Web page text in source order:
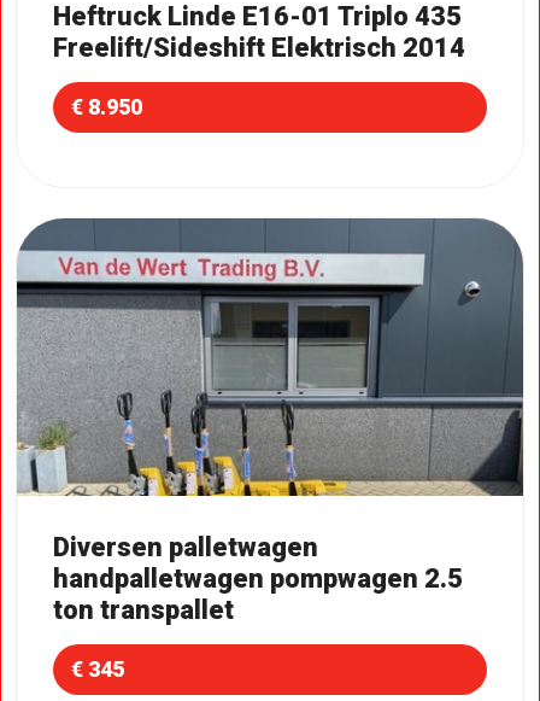
Heftruck Linde E16-01 Triplo 435
Freelift/Sideshift Elektrisch 2014
€ 8.950
Diversen palletwagen
handpalletwagen pompwagen 2.5
ton transpallet
€ 345